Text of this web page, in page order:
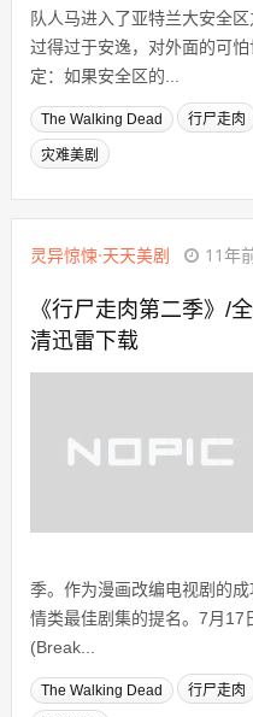
队人马进入了亚特兰大安全
过得过于安逸，对外面的可
定：如果安全区的...
The Walking Dead 行尸走肉
灾难美剧
灵异惊悚·天天美剧 11年
《行尸走肉第二季》/
清迅雷下载
季。作为漫画改编电视剧的
情类最佳剧集的提名。7月17
(Break...
The Walking Dead 行尸走肉